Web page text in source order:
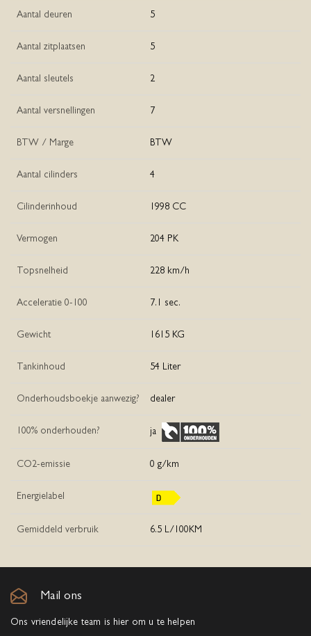
Aantal deuren 5
Aantal zitplaatsen 5
Aantal sleutels 2
Aantal versnellingen 7
BTW / Marge BTW
Aantal cilinders 4
Cilinderinhoud 1998 CC
Vermogen 204 PK
Topsnelheid 228 km/h
Acceleratie 0-100 7.1 sec.
Gewicht 1615 KG
Tankinhoud 54 Liter
Onderhoudsboekje aanwezig? dealer
100% onderhouden? ja
CO2-emissie 0 g/km
Energielabel
Gemiddeld verbruik 6.5 L/100KM
Mail ons
Ons vriendelijke team is hier om u te helpen